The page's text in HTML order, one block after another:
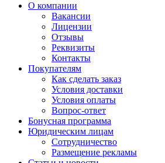
О компании
Вакансии
Лицензии
Отзывы
Реквизиты
Контакты
Покупателям
Как сделать заказ
Условия доставки
Условия оплаты
Вопрос-ответ
Бонусная программа
Юридическим лицам
Сотрудничество
Размещение рекламы